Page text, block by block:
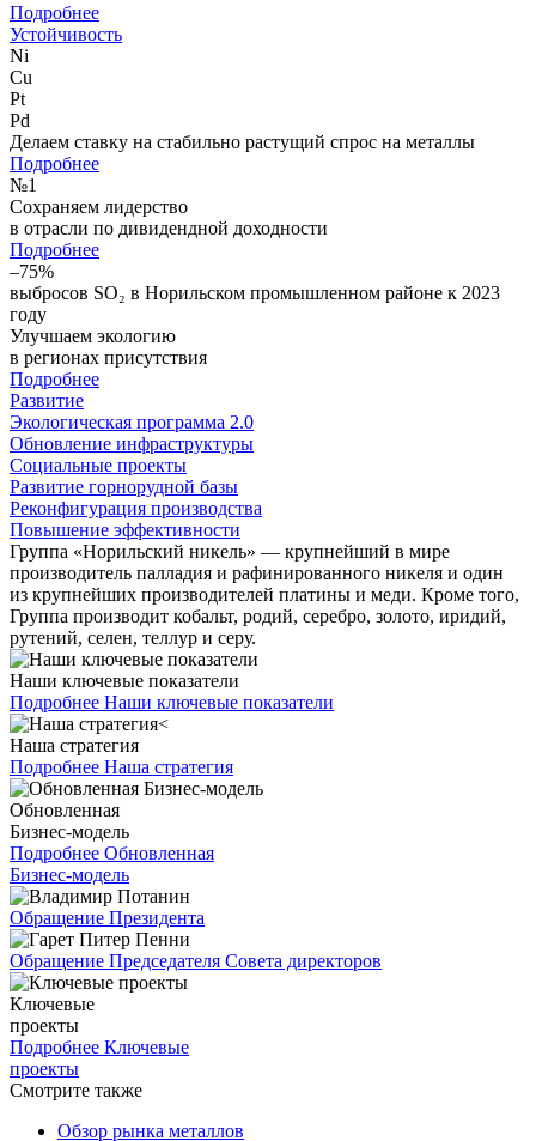
Подробнее
Устойчивость
Ni
Cu
Pt
Pd
Делаем ставку на стабильно растущий спрос на металлы
Подробнее
№1
Сохраняем лидерство
в отрасли по дивидендной доходности
Подробнее
–75%
выбросов SO₂ в Норильском промышленном районе к 2023
году
Улучшаем экологию
в регионах присутствия
Подробнее
Развитие
Экологическая программа 2.0
Обновление инфраструктуры
Социальные проекты
Развитие горнорудной базы
Реконфигурация производства
Повышение эффективности
Группа «Норильский никель» — крупнейший в мире
производитель палладия и рафинированного никеля и один
из крупнейших производителей платины и меди. Кроме того,
Группа производит кобальт, родий, серебро, золото, иридий,
рутений, селен, теллур и серу.
Наши ключевые показатели
Подробнее Наши ключевые показатели
Наша стратегия
Подробнее Наша стратегия
Обновленная
Бизнес-модель
Подробнее Обновленная
Бизнес-модель
Обращение Президента
Обращение Председателя Совета директоров
Ключевые
проекты
Подробнее Ключевые
проекты
Смотрите также
Обзор рынка металлов